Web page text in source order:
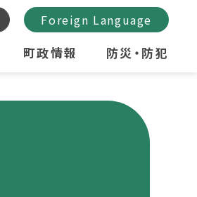
町政情報 防災・防犯
Foreign Language